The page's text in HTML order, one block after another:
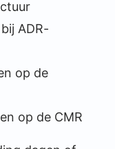
ADR-
op de
op de CMR